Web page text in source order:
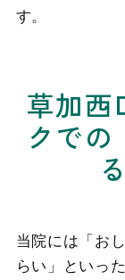
す。
草加西
クでの
当院には「お
らい」といっ